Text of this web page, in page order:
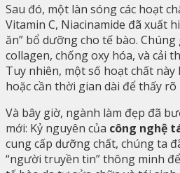
Sau đó, một làn sóng các hoạt
Vitamin C, Niacinamide đã xuất
ăn” bổ dưỡng cho tế bào.
collagen, chống oxy hóa, và cải
Tuy nhiên, một số hoạt chất này
hoặc cần thời gian dài để thấy rõ
Và bây giờ, ngành làm đẹp đã
mới: Kỷ nguyên của công nghệ
cung cấp dưỡng chất, chúng ta
“người truyền tin” thông minh